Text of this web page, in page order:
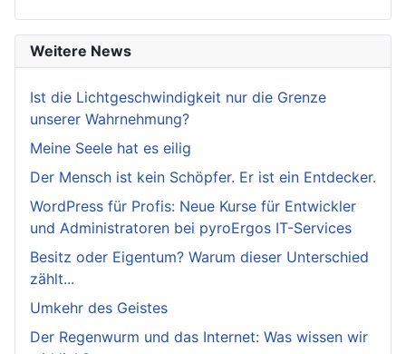
Weitere News
Ist die Lichtgeschwindigkeit nur die Grenze
unserer Wahrnehmung?
Meine Seele hat es eilig
Der Mensch ist kein Schöpfer. Er ist ein Entdecker.
WordPress für Profis: Neue Kurse für Entwickler
und Administratoren bei pyroErgos IT-Services
Besitz oder Eigentum? Warum dieser Unterschied
zählt...
Umkehr des Geistes
Der Regenwurm und das Internet: Was wissen wir